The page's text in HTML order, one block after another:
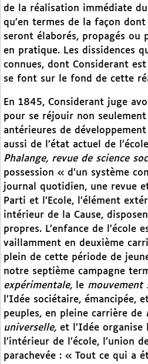
de la réalisation immédiate
qu’en termes de la façon
seront élaborés, propagés ou
en pratique. Les dissidences
connues, dont Considerant
se font sur le fond de cette
En 1845, Considerant juge
pour se réjouir non seulement
antérieures de
aussi de l’état actuel de
Phalange, revue de science
possession « d’un système
journal quotidien, une revue
Parti et l’Ecole, l’élément
intérieur de la Cause,
propres. L’enfance de l’école
vaillamment en deuxième
plein de cette période de
notre septième campagne
expérimentale, le mouvement
l’Idée sociétaire, émancipée,
peuples, en pleine carrière de
universelle, et l’Idée organise
l’intérieur de l’école, l’union
parachevée : « Tout ce qui a